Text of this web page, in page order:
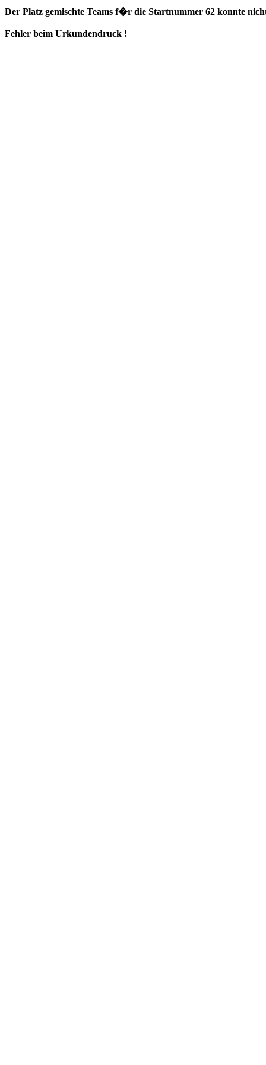
Der Platz gemischte Teams f�r die Startnummer 62 konnte
Fehler beim Urkundendruck !